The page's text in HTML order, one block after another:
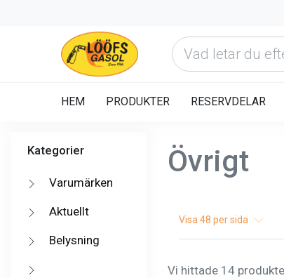
HEM PRODUKTER RESERVDELAR
Kategorier
Varumärken
Aktuellt
Belysning
Övrigt
Visa 48 per sida
Vi hittade 14